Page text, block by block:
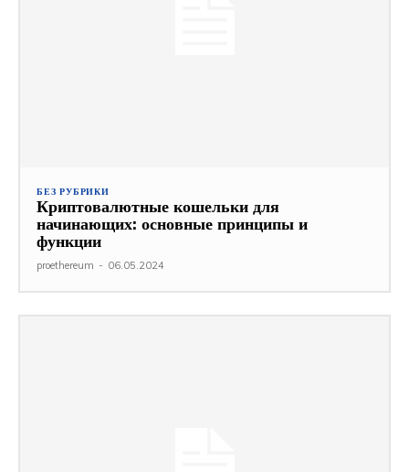
БЕЗ РУБРИКИ
Криптовалютные кошельки для
начинающих: основные принципы и
функции
proethereum - 06.05.2024